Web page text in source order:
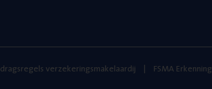
verzekeringsmakelaardij FSMA Erkenning